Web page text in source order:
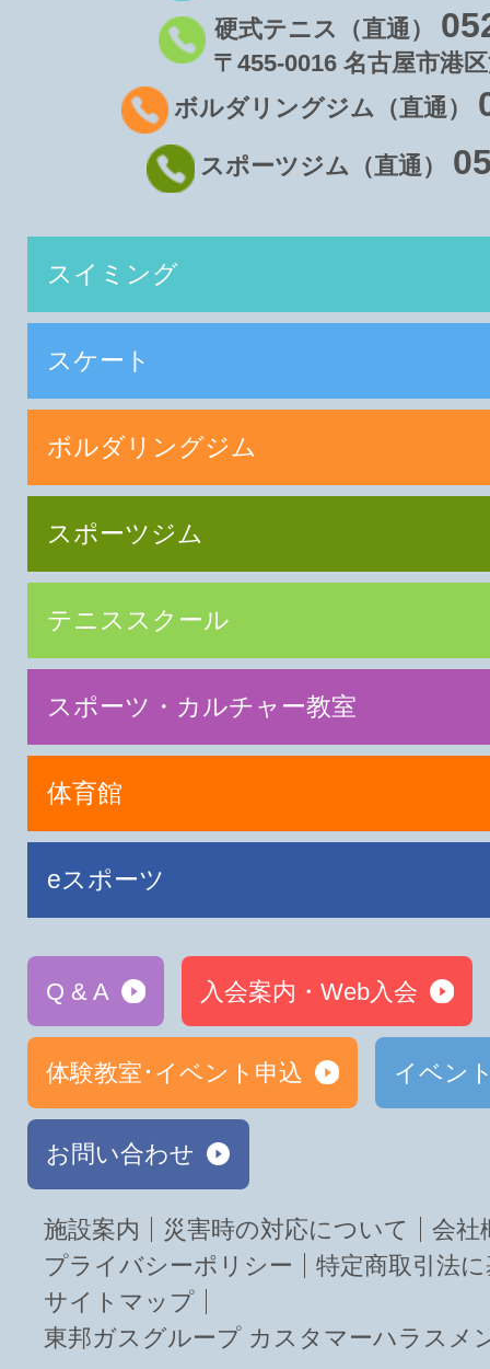
硬式テニス（直通）
〒455-0016 名古屋市港
ボルダリングジム（直通）
スポーツジム（直通）
スイミング
スケート
ボルダリングジム
スポーツジム
テニススクール
スポーツ・カルチャー教室
体育館
eスポーツ
Q & A 入会案内・Web入会
体験教室･イベント申込 イベン
お問い合わせ
施設案内 災害時の対応について
会社
プライバシーポリシー
特定商取引法
サイトマップ
東邦ガスグループ カスタマーハラスメ